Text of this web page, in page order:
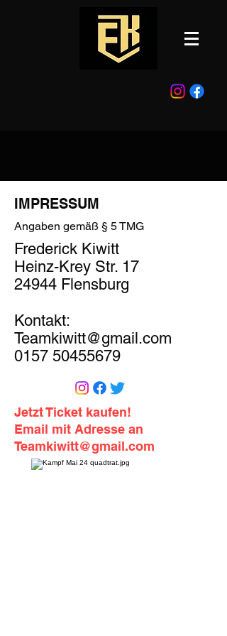
IMPRESSUM
Angaben gemäß § 5 TMG
Frederick Kiwitt
Heinz-Krey Str. 17
24944 Flensburg
Kontakt:
Teamkiwitt@gmail.com
0157 50455679
Jetzt Ticket kaufen!
Email mit Adresse an
Teamkiwitt@gmail.com